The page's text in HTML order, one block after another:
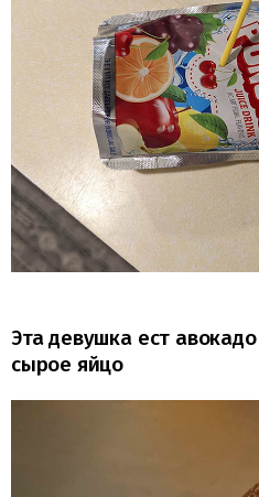
Эта девушка ест
сырое яйцо